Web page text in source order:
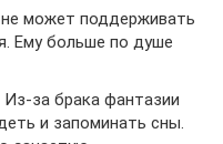
может поддерживать
Ему больше по душе
Из-за брака фантазии
и запоминать сны.